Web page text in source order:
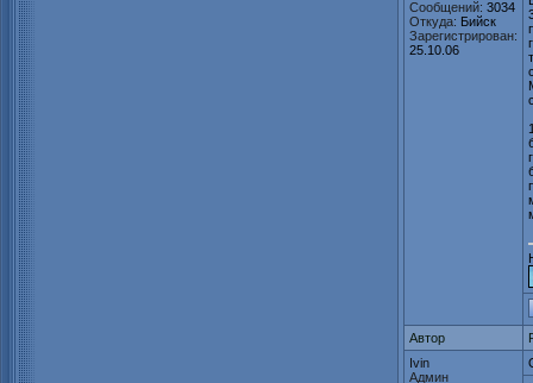
Сообщений: 3034
Откуда: Бийск
Зарегистрирован:
25.10.06
Автор
Ivin
Админ